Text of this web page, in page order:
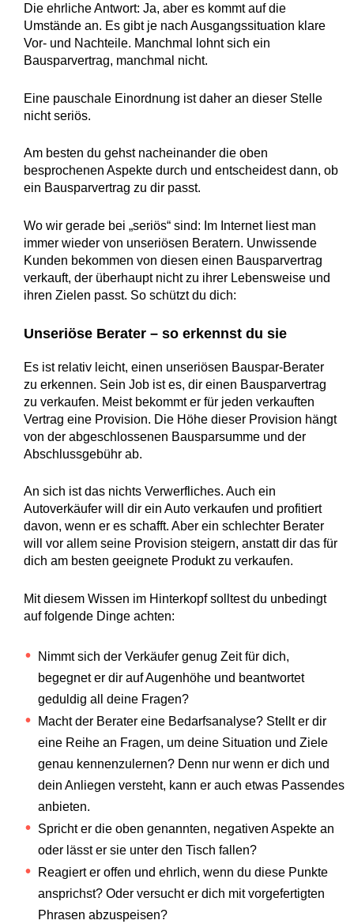
Die ehrliche Antwort: Ja, aber es kommt auf die
Umstände an. Es gibt je nach Ausgangssituation klare
Vor- und Nachteile. Manchmal lohnt sich ein
Bausparvertrag, manchmal nicht.
Eine pauschale Einordnung ist daher an dieser Stelle
nicht seriös.
Am besten du gehst nacheinander die oben
besprochenen Aspekte durch und entscheidest dann, ob
ein Bausparvertrag zu dir passt.
Wo wir gerade bei „seriös“ sind: Im Internet liest man
immer wieder von unseriösen Beratern. Unwissende
Kunden bekommen von diesen einen Bausparvertrag
verkauft, der überhaupt nicht zu ihrer Lebensweise und
ihren Zielen passt. So schützt du dich:
Unseriöse Berater – so erkennst du sie
Es ist relativ leicht, einen unseriösen Bauspar-Berater
zu erkennen. Sein Job ist es, dir einen Bausparvertrag
zu verkaufen. Meist bekommt er für jeden verkauften
Vertrag eine Provision. Die Höhe dieser Provision hängt
von der abgeschlossenen Bausparsumme und der
Abschlussgebühr ab.
An sich ist das nichts Verwerfliches. Auch ein
Autoverkäufer will dir ein Auto verkaufen und profitiert
davon, wenn er es schafft. Aber ein schlechter Berater
will vor allem seine Provision steigern, anstatt dir das für
dich am besten geeignete Produkt zu verkaufen.
Mit diesem Wissen im Hinterkopf solltest du unbedingt
auf folgende Dinge achten:
Nimmt sich der Verkäufer genug Zeit für dich,
begegnet er dir auf Augenhöhe und beantwortet
geduldig all deine Fragen?
Macht der Berater eine Bedarfsanalyse? Stellt er dir
eine Reihe an Fragen, um deine Situation und Ziele
genau kennenzulernen? Denn nur wenn er dich und
dein Anliegen versteht, kann er auch etwas Passendes
anbieten.
Spricht er die oben genannten, negativen Aspekte an
oder lässt er sie unter den Tisch fallen?
Reagiert er offen und ehrlich, wenn du diese Punkte
ansprichst? Oder versucht er dich mit vorgefertigten
Phrasen abzuspeisen?